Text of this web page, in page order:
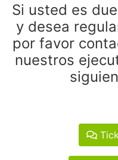
Si usted es
y desea
por favor
nuestros